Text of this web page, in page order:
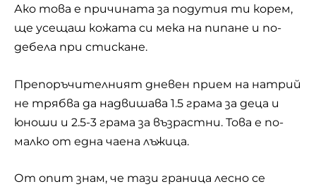
Ако това е причината за подутия ти корем,
ще усещаш кожата си мека на пипане и по-
дебела при стискане.
Препоръчителният дневен прием на натрий
не трябва да надвишава 1.5 грама за деца и
юноши и 2.5-3 грама за възрастни. Това е по-
малко от една чаена лъжица.
От опит знам, че тази граница лесно се